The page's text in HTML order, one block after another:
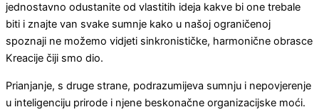
jednostavno odustanite od vlastitih ideja kakve bi one trebale
biti i znajte van svake sumnje kako u našoj ograničenoj
spoznaji ne možemo vidjeti sinkronističke, harmonične obrasce
Kreacije čiji smo dio.
Prianjanje, s druge strane, podrazumijeva sumnju i nepovjerenje
u inteligenciju prirode i njene beskonačne organizacijske moći.